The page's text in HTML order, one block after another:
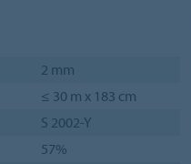
2 mm
≤ 30 m x 183 cm
S 2002-Y
57%